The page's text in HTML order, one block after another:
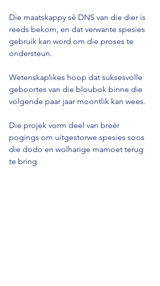
Die maatskappy sê DNS van die dier is
reeds bekom, en dat verwante spesies
gebruik kan word om die proses te
ondersteun.
Wetenskaplikes hoop dat suksesvolle
geboortes van die bloubok binne die
volgende paar jaar moontlik kan wees.
Die projek vorm deel van breër
pogings om uitgestorwe spesies soos
die dodo en wolharige mamoet terug
te bring.